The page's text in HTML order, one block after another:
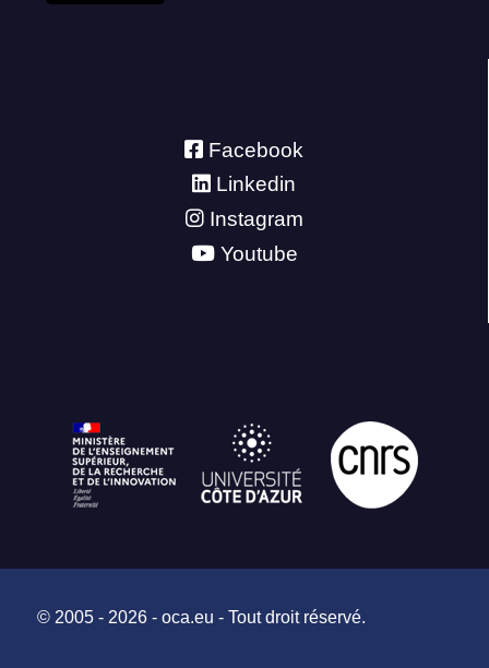
Facebook
Linkedin
Instagram
Youtube
© 2005 - 2026 - oca.eu - Tout droit réservé.